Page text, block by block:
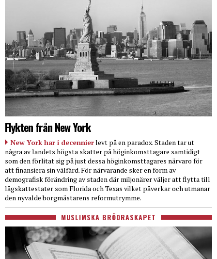
Flykten från New York
New York har i decennierlevt på en paradox. Staden tar ut
några av landets högsta skatter på höginkomsttagare samtidigt
som den förlitat sig på just dessa höginkomsttagares närvaro för
att finansiera sin välfärd. För närvarande sker en form av
demografisk förändring av staden där miljonärer väljer att flytta till
lågskattestater som Florida och Texas vilket påverkar och utmanar
den nyvalde borgmästarens reformutrymme.
MUSLIMSKA BRÖDRASKAPET